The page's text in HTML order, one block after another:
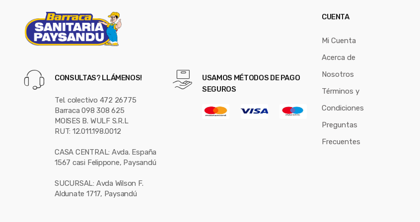
CONSULTAS? LLÁMENOS!
Tel. colectivo 472 26775
Barraca 098 308 625
MOISES B. WULF S.R.L
RUT: 12.011.198.0012
CASA CENTRAL: Avda. España
1567 casi Felippone, Paysandú
SUCURSAL: Avda Wilson F.
Aldunate 1717, Paysandú
USAMOS MÉTODOS DE PAGO
SEGUROS
CUENTA
Mi Cuenta
Acerca de
Nosotros
Términos y
Condiciones
Preguntas
Frecuentes